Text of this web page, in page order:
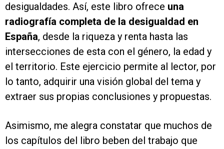
desigualdades. Así, este libro ofrece una
radiografía completa de la desigualdad en
España, desde la riqueza y renta hasta las
intersecciones de esta con el género, la edad y
el territorio. Este ejercicio permite al lector, por
lo tanto, adquirir una visión global del tema y
extraer sus propias conclusiones y propuestas.
Asimismo, me alegra constatar que muchos de
los capítulos del libro beben del trabajo que